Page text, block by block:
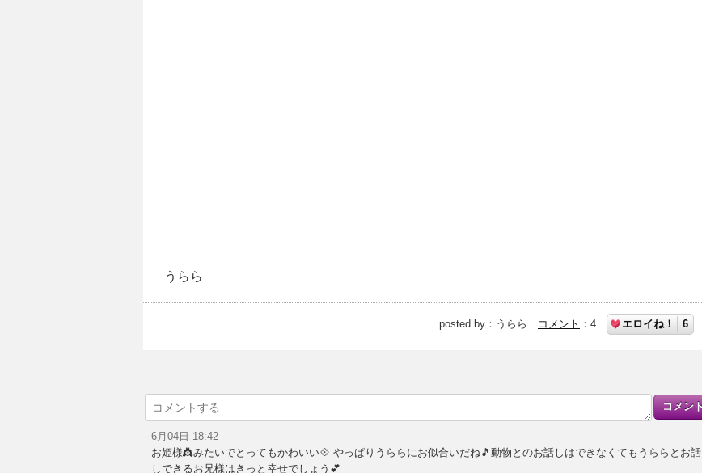
うらら
posted by： うらら コメント ： 4 エロイね！ 6
6月04日 18:42
お姫様👸みたいでとってもかわいい💠 やっぱりうららにお似合いだね🎵動物とのお話しはできなくてもうららとお話
しできるお兄様はきっと幸せでしょう💕